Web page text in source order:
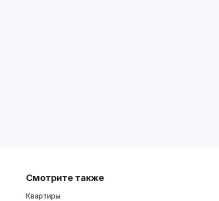
Смотрите также
Квартиры